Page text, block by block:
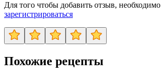
Для того чтобы добавить отзыв, необходимо
зарегистрироваться
Похожие рецепты